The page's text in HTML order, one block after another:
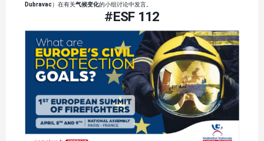
Dubravac）在有关气候变化的小组讨论中发言。
#ESF 112